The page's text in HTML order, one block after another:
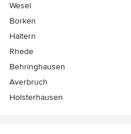
Wesel
Borken
Haltern
Rhede
Behringhausen
Averbruch
Holsterhausen